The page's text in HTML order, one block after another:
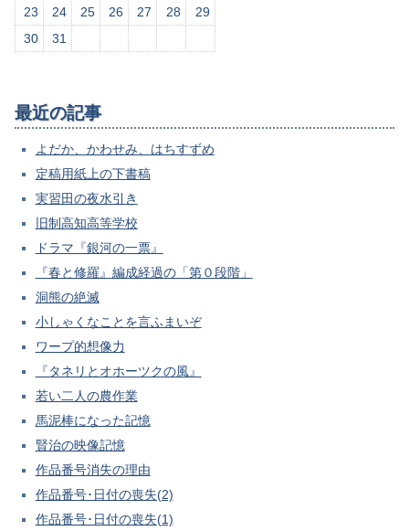
23
24 25 26 27 28
29
30
31
最近の記事
よだか、かわせみ、はちすずめ
定稿用紙上の下書稿
実習田の夜水引き
旧制高知高等学校
ドラマ『銀河の一票』
『春と修羅』編成経過の「第０段階」
洞熊の絶滅
小しゃくなことを言ふまいぞ
ワープ的想像力
『タネリとオホーツクの風』
若い二人の農作業
馬泥棒になった記憶
賢治の映像記憶
作品番号消失の理由
作品番号･日付の喪失(2)
作品番号･日付の喪失(1)